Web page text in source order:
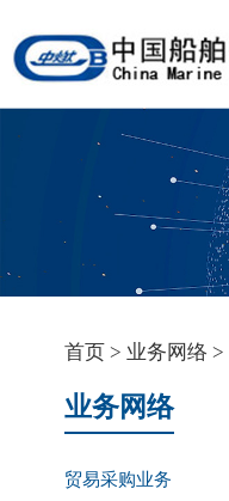
首页 > 业务网络 >
业务网络
贸易采购业务